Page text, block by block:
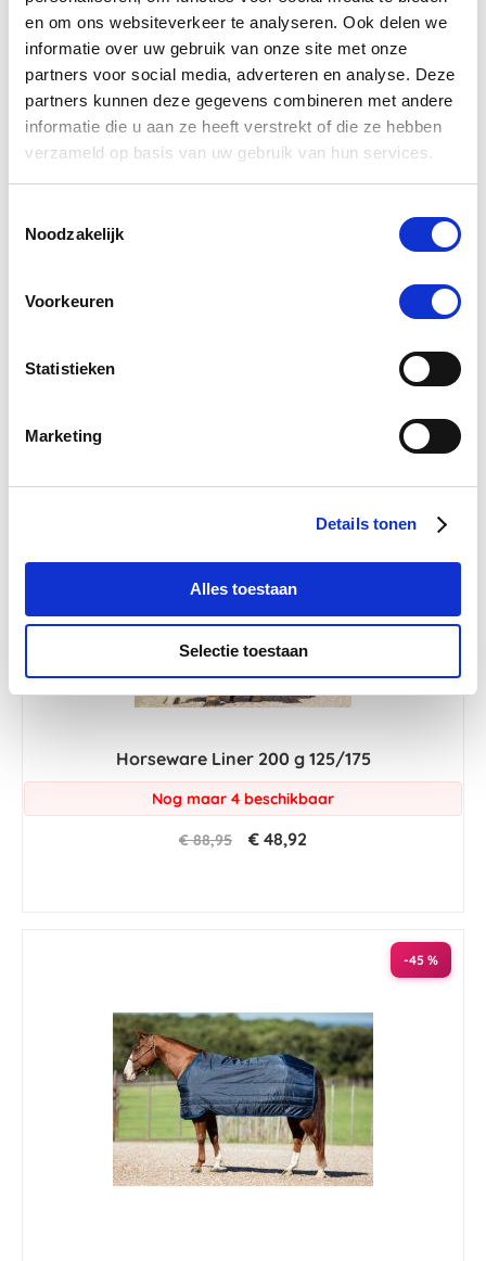
en om ons websiteverkeer te analyseren. Ook delen we
informatie over uw gebruik van onze site met onze
partners voor social media, adverteren en analyse. Deze
partners kunnen deze gegevens combineren met andere
informatie die u aan ze heeft verstrekt of die ze hebben
verzameld op basis van uw gebruik van hun services.
Noodzakelijk
Voorkeuren
Statistieken
Marketing
Details tonen
Alles toestaan
Selectie toestaan
Bucas Freedom Twill Sheet 125/165 Navy
-45 %
Horseware Liner 200 g 125/175
Nog maar 4 beschikbaar
€ 88,95 € 48,92
-45 %